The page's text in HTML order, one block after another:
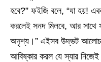
হবে?” ফইজি বলে, “যা হয়!
করলেই সনদ মিলবে, আর সাথে
অদৃশ্য।” এইসব উদ্ভট
আবিষ্কার করল যে স্যার নিজেই